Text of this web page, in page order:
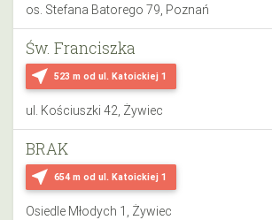
os. Stefana Batorego 79, Poznań
near_me 523 m od ul. Katoickiej 1
Św. Franciszka
ul. Kościuszki 42, Żywiec
near_me 654 m od ul. Katoickiej 1
BRAK
Osiedle Młodych 1, Żywiec